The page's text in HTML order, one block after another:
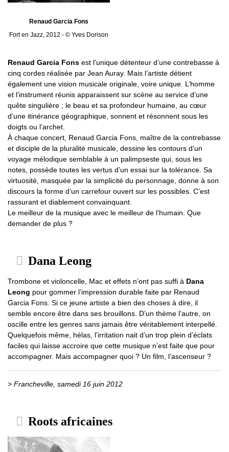
Renaud Garcia Fons
Fort en Jazz, 2012 - © Yves Dorison
Renaud Garcia Fons est l’unique détenteur d’une contrebasse à
cinq cordes réalisée par Jean Auray. Mais l’artiste détient
également une vision musicale originale, voire unique. L’homme
et l’instrument réunis apparaissent sur scène au service d’une
quête singulière ; le beau et sa profondeur humaine, au cœur
d’une itinérance géographique, sonnent et résonnent sous les
doigts ou l’archet.
À chaque concert, Renaud Garcia Fons, maître de la contrebasse
et disciple de la pluralité musicale, dessine les contours d’un
voyage mélodique semblable à un palimpseste qui, sous les
notes, possède toutes les vertus d’un essai sur la tolérance. Sa
virtuosité, masquée par la simplicité du personnage, donne à son
discours la forme d’un carrefour ouvert sur les possibles. C’est
rassurant et diablement convainquant.
Le meilleur de la musique avec le meilleur de l’humain. Que
demander de plus ?
Dana Leong
Trombone et violoncelle, Mac et effets n’ont pas suffi à Dana
Leong pour gommer l’impression durable faite par Renaud
Garcia Fons. Si ce jeune artiste a bien des choses à dire, il
semble encore être dans ses brouillons. D’un thème l’autre, on
oscille entre les genres sans jamais être véritablement interpellé.
Quelquefois même, hélas, l’irritation nait d’un trop plein d’éclats
faciles qui laisse accroire que cette musique n’est faite que pour
accompagner. Mais accompagner quoi ? Un film, l’ascenseur ?
> Francheville, samedi 16 juin 2012
Roots africaines